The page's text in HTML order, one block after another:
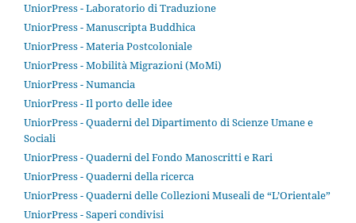
UniorPress - Laboratorio di Traduzione
UniorPress - Manuscripta Buddhica
UniorPress - Materia Postcoloniale
UniorPress - Mobilità Migrazioni (MoMi)
UniorPress - Numancia
UniorPress - Il porto delle idee
UniorPress - Quaderni del Dipartimento di Scienze Umane e
Sociali
UniorPress - Quaderni del Fondo Manoscritti e Rari
UniorPress - Quaderni della ricerca
UniorPress - Quaderni delle Collezioni Museali de “L’Orientale”
UniorPress - Saperi condivisi